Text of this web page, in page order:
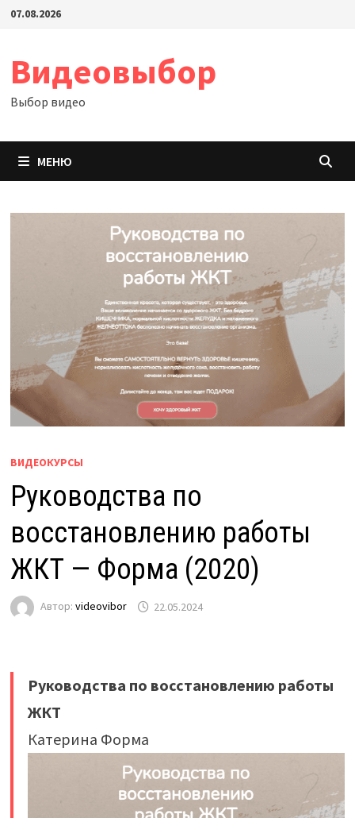
Перейти
07.08.2026
Видеовыбор
Выбор видео
МЕНЮ
ВИДЕОКУРСЫ
Руководства по
восстановлению работы
ЖКТ — Форма (2020)
Автор: videovibor 22.05.2024
Руководства по восстановлению работы
ЖКТ
Катерина Форма